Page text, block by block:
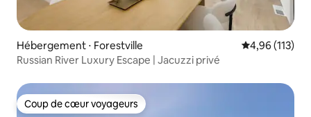
Hébergement ⋅ Forestville Évaluation
4,96 (113)
Russian River Luxury Escape | Jacuzzi privé
Coup de cœur voyageurs
Coup de cœur voyageurs